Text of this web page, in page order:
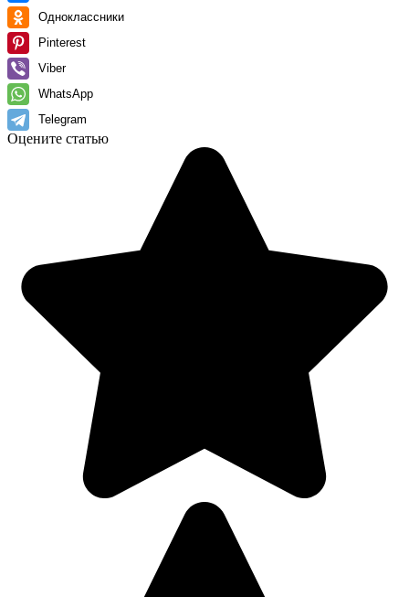
Одноклассники
Pinterest
Viber
WhatsApp
Telegram
Оцените статью